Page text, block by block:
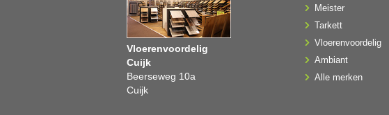
Vloerenvoordelig
Cuijk
Beerseweg 10a
Cuijk
Meister
Tarkett
Vloerenvoordelig
Ambiant
Alle merken